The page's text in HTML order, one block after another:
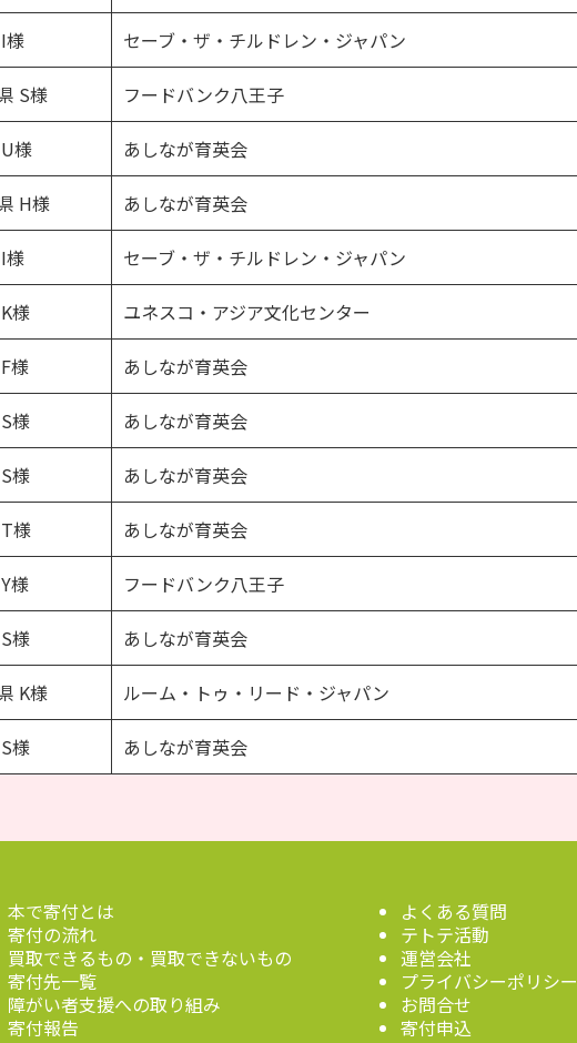
様 セーブ・ザ・チルドレン・ジャパン
S様 フードバンク八王子
様 あしなが育英会
H様 あしなが育英会
様 セーブ・ザ・チルドレン・ジャパン
様 ユネスコ・アジア文化センター
様 あしなが育英会
様 あしなが育英会
様 あしなが育英会
様 あしなが育英会
様 フードバンク八王子
様 あしなが育英会
K様 ルーム・トゥ・リード・ジャパン
様 あしなが育英会
本で寄付とは
寄付の流れ
買取できるもの・買取できないもの
寄付先一覧
障がい者支援への取り組み
寄付報告
よくある質問
テトテ活動
運営会社
プライバシーポリシー
お問合せ
寄付申込